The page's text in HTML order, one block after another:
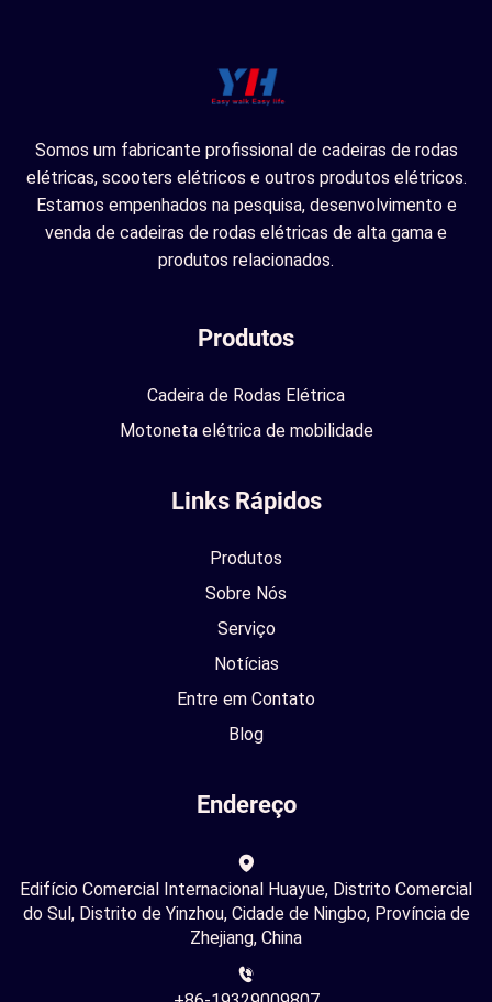
Somos um fabricante profissional de cadeiras de rodas
elétricas, scooters elétricos e outros produtos elétricos.
Estamos empenhados na pesquisa, desenvolvimento e
venda de cadeiras de rodas elétricas de alta gama e
produtos relacionados.
Produtos
Cadeira de Rodas Elétrica
Motoneta elétrica de mobilidade
Links Rápidos
Produtos
Sobre Nós
Serviço
Notícias
Entre em Contato
Blog
Endereço
Edifício Comercial Internacional Huayue, Distrito Comercial
do Sul, Distrito de Yinzhou, Cidade de Ningbo, Província de
Zhejiang, China